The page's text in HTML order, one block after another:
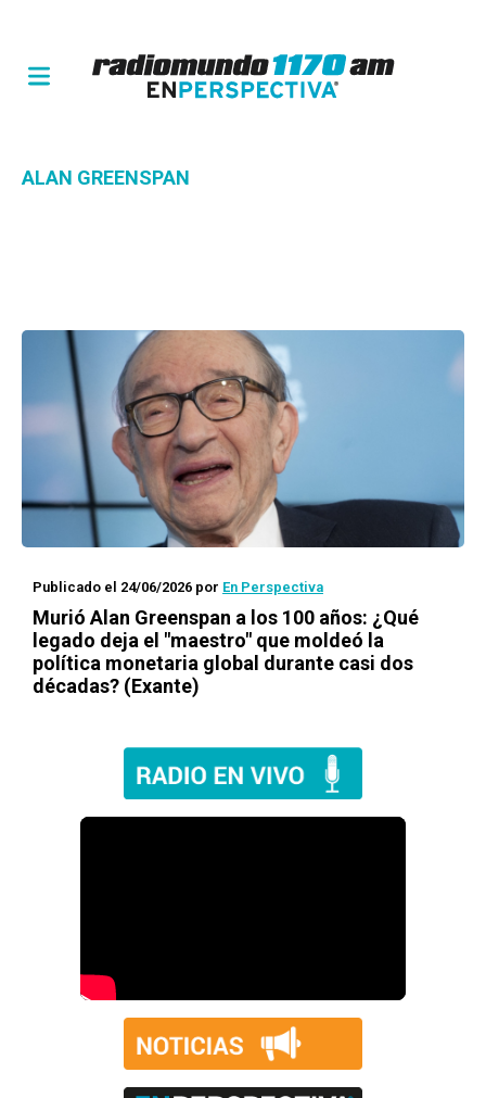
ALAN GREENSPAN
Publicado el 24/06/2026 por En Perspectiva
Murió Alan Greenspan a los 100 años: ¿Qué
legado deja el "maestro" que moldeó la
política monetaria global durante casi dos
décadas? (Exante)